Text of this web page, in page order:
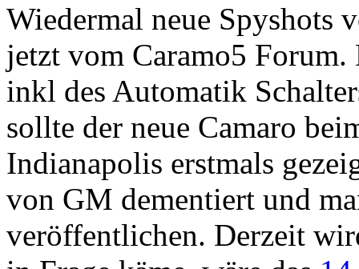
Wiedermal neue Spyshots
jetzt vom Caramo5 Forum.
inkl des Automatik
sollte der neue Camaro
Indianapolis erstmals
von GM dementiert und
veröffentlichen. Derzeit